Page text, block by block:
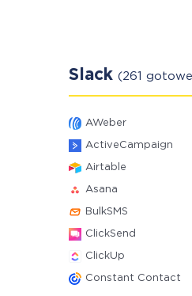
Slack (261 gotowe
AWeber
ActiveCampaign
Airtable
Asana
BulkSMS
ClickSend
ClickUp
Constant Contact